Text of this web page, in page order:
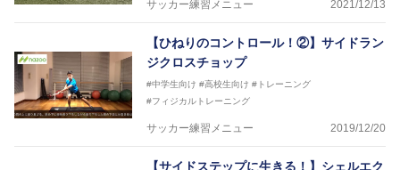
サッカー練習メニュー 2021/12/13
【ひねりのコントロール！②】サイドラン
ジクロスチョップ
#中学生向け #高校生向け #トレーニング
#フィジカルトレーニング
サッカー練習メニュー 2019/12/20
【サイドステップに生きる！】シェルエク